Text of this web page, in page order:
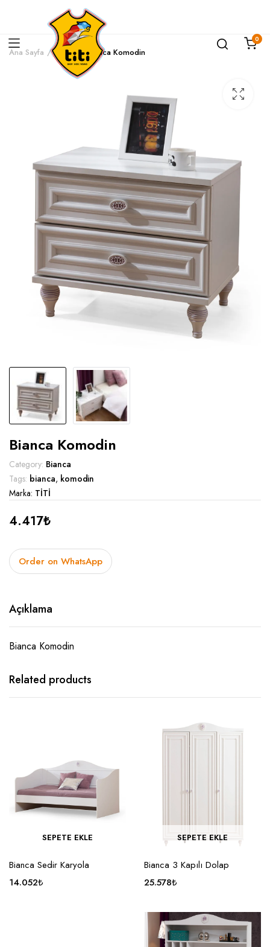
0
Ana Sayfa Bianca Bianca Komodin
Bianca Komodin
Category: Bianca
Tags: bianca, komodin
Marka: TİTİ
4.417₺
Order on WhatsApp
Açıklama
Bianca Komodin
Related products
SEPETE EKLE
Bianca Sedir Karyola
14.052₺
SEPETE EKLE
Bianca 3 Kapılı Dolap
25.578₺